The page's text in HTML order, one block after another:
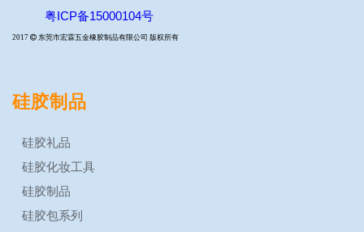
粤ICP备15000104号
2017  东莞市宏霖五金橡胶制品有限公司 版权所有
硅胶制品
硅胶礼品
硅胶化妆工具
硅胶制品
硅胶包系列